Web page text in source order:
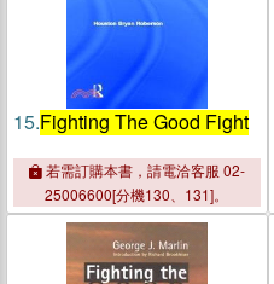
15.Fighting The Good Fight
若需訂購本書，請電洽客服 02-
25006600[分機130、131]。